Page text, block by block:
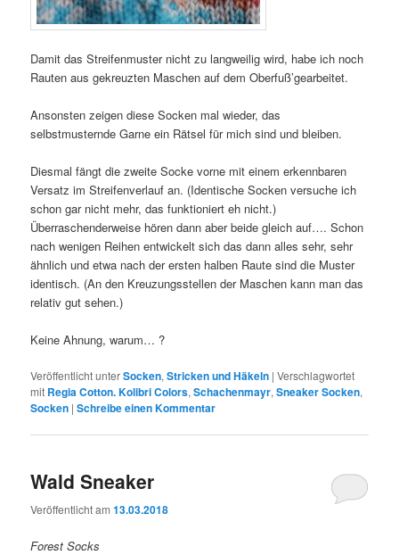
Damit das Streifenmuster nicht zu langweilig wird, habe ich noch
Rauten aus gekreuzten Maschen auf dem Oberfuß’gearbeitet.
Ansonsten zeigen diese Socken mal wieder, das
selbstmusternde Garne ein Rätsel für mich sind und bleiben.
Diesmal fängt die zweite Socke vorne mit einem erkennbaren
Versatz im Streifenverlauf an. (Identische Socken versuche ich
schon gar nicht mehr, das funktioniert eh nicht.)
Überraschenderweise hören dann aber beide gleich auf…. Schon
nach wenigen Reihen entwickelt sich das dann alles sehr, sehr
ähnlich und etwa nach der ersten halben Raute sind die Muster
identisch. (An den Kreuzungsstellen der Maschen kann man das
relativ gut sehen.)
Keine Ahnung, warum… ?
Veröffentlicht unterSocken,Stricken und Häkeln |Verschlagwortet
mit Regia Cotton. Kolibri Colors,Schachenmayr,Sneaker Socken,
Socken |Schreibe einen Kommentar
Wald Sneaker
Veröffentlicht am13.03.2018
Forest Socks